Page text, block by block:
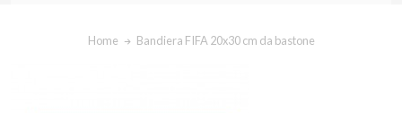
Home Bandiera FIFA 20x30 cm da bastone